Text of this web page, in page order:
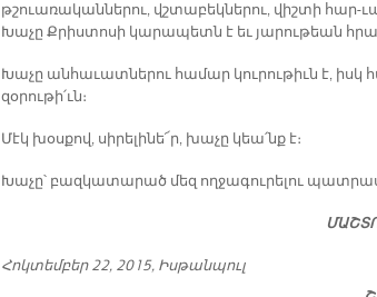
թշուա­ռա­կան­նե­րու, վշտա­բեկ­նե­րու, վիշ­տի հա­ր-
Խա­չը Քրիս­տո­սի կա­րա­պետն է եւ յա­րու­թեան
Խա­չը ան­հա­ւատ­նե­րու հա­մար կու­րու­թիւն է, իսկ
զօ­րու­թի՛ւն։
Մէկ խօս­քով, սի­րե­լի­նե՜ր, խա­չը կեա՛նք է։
Խա­չը՝ բազ­կա­տա­րած մեզ ող­ջա­գու­րե­լու
Հոկ­տեմ­բեր 22, 2015, Իս­թան­պուլ